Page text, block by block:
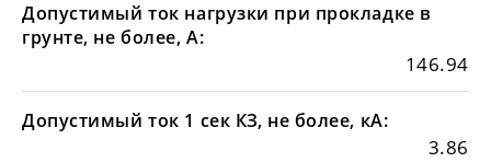
Допустимый ток нагрузки при прокладке в
грунте, не более, А:
146.94
Допустимый ток 1 сек КЗ, не более, кА:
3.86